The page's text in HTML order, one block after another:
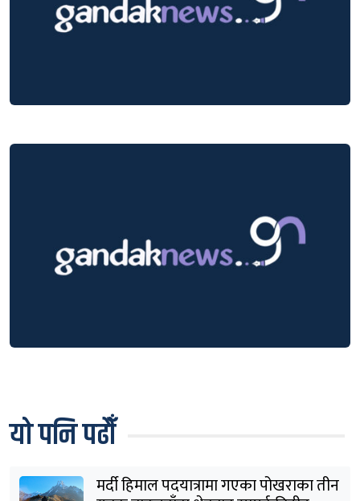
यो पनि पढौँ
मर्दी हिमाल पदयात्रामा गएका पोखराका तीन